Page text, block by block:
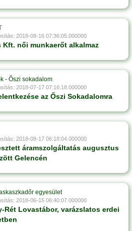
2018-08-16 07:36:05.000000
Kft. női munkaerőt alkalmaz
- Õszi sokadalom
2018-07-17 07:16:18.000000
az Őszi Sokadalomra
2018-08-17 06:18:04.000000
áramszolgáltatás augusztus
Gelencén
egyesület
2018-06-15 06:40:07.000000
Rét Lovastábor, varázslatos erdei